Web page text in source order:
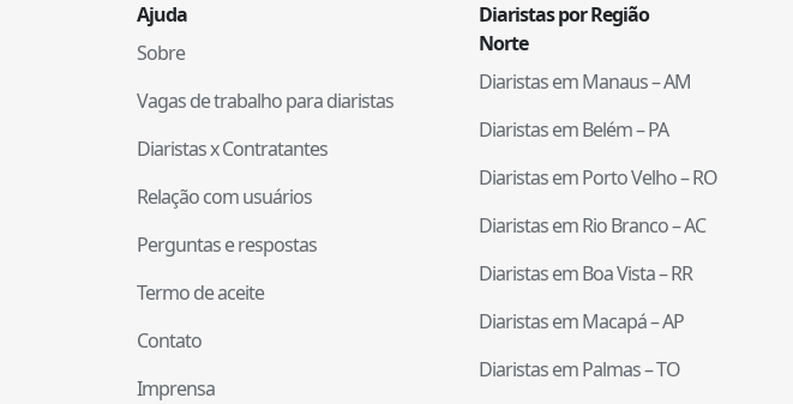
Ajuda
Sobre
Vagas de trabalho para diaristas
Diaristas x Contratantes
Relação com usuários
Perguntas e respostas
Termo de aceite
Contato
Imprensa
Diaristas por Região
Norte
Diaristas emManaus–AM
Diaristas emBelém–PA
Diaristas emPorto Velho–RO
Diaristas emRio Branco–AC
Diaristas emBoa Vista–RR
Diaristas emMacapá–AP
Diaristas emPalmas–TO